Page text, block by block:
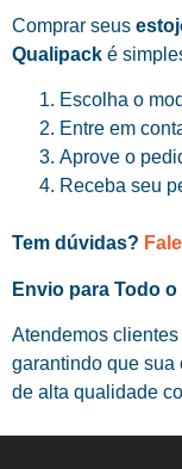
Comprar seus
Qualipack é
Escolha o
Entre em
Aprove o
Receba seu
Tem dúvidas?
Envio para Todo o
Atendemos clientes
garantindo que sua
de alta qualidade